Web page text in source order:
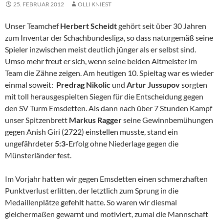
25. FEBRUAR 2012 OLLI KNIEST
Unser TeamchefHerbert Scheidtgehört seit über 30 Jahren
zum Inventar der Schachbundesliga, so dass naturgemäß seine
Spieler inzwischen meist deutlich jünger als er selbst sind.
Umso mehr freut er sich, wenn seine beiden Altmeister im
Team die Zähne zeigen. Am heutigen 10. Spieltag war es wieder
einmal soweit: Predrag Nikolic und Artur Jussupovsorgten
mit toll herausgespielten Siegen für die Entscheidung gegen
den SV Turm Emsdetten. Als dann nach über 7 Stunden Kampf
unser Spitzenbrett Markus Raggerseine Gewinnbemühungen
gegen Anish Giri (2722) einstellen musste, stand ein
ungefährdeter5:3-Erfolg ohne Niederlage gegen die
Münsterländer fest.
Im Vorjahr hatten wir gegen Emsdetten einen schmerzhaften
Punktverlust erlitten, der letztlich zum Sprung in die
Medaillenplätze gefehlt hatte. So waren wir diesmal
gleichermaßen gewarnt und motiviert, zumal die Mannschaft